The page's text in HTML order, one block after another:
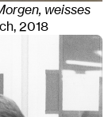
weisses
, 2018